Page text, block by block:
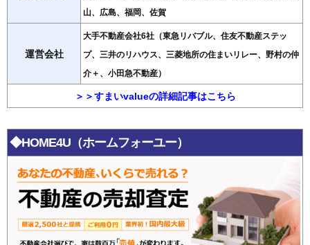
山、広島、福岡、佐賀
運営会社
大手不動産会社6社（東急リバブル、住友不動産ステッ
プ、三井のリハウス、三菱地所の住まいリレー、野村の仲
介＋、小田急不動産）
＞＞すまいvalueの詳細記事はこちら
◆HOME4U（ホームフォーユー）